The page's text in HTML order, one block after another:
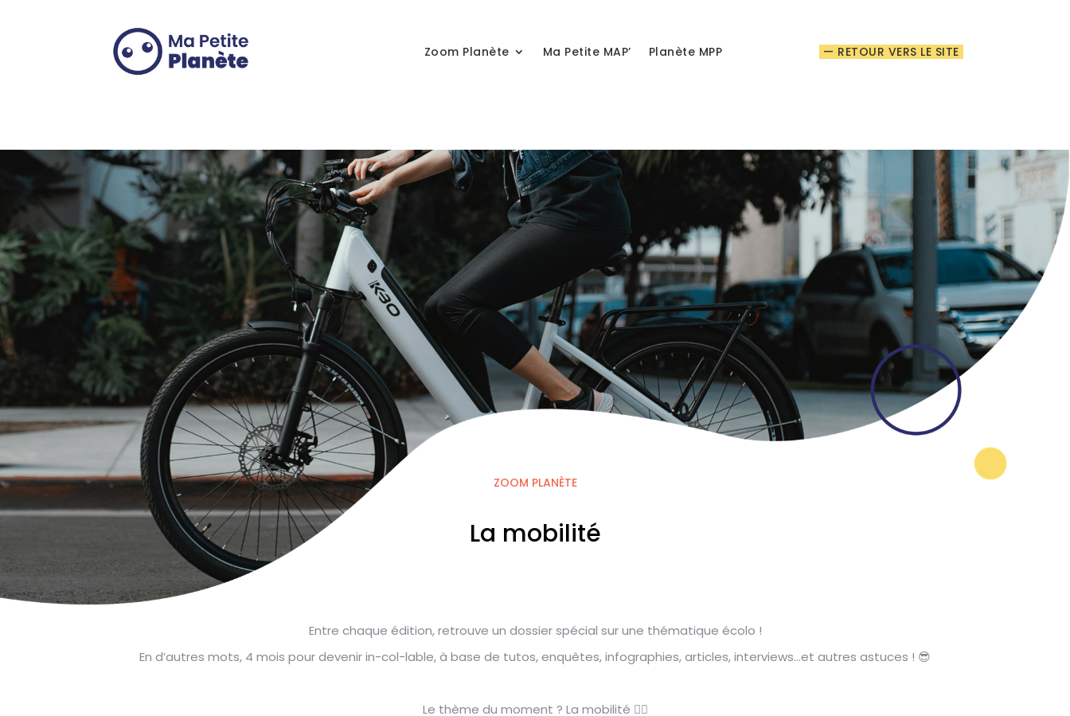
Zoom Planète Ma Petite MAP’ Planète MPP — RETOUR VERS LE SITE
ZOOM PLANÈTE
La mobilité
Entre chaque édition, retrouve un dossier spécial sur une thématique écolo !
En d’autres mots, 4 mois pour devenir in-col-lable, à base de tutos, enquêtes, infographies, articles, interviews…et autres astuces ! 😎
Le thème du moment ? La mobilité 🚴‍♀️